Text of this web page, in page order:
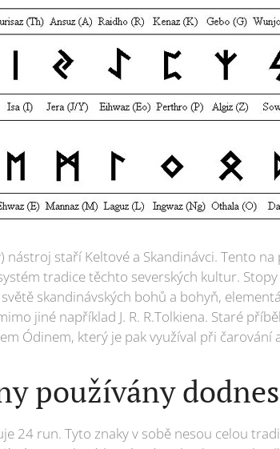
nástroj staří Keltové a Skandinávci. Tento
tradice těchto severských kultur.
skandinávských bohů a bohyň,
jiné například J. R. R.Tolkiena. Staré
Ódinem, který je pak využíval při čarování
používány
24 run. Tyto znaky v sobě nesou celou